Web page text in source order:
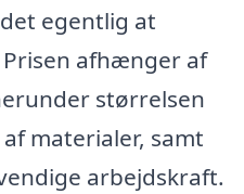
egentlig at
afhænger af
størrelsen
materialer, samt
arbejdskraft.